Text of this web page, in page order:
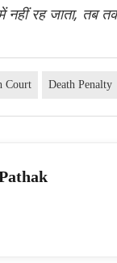
रह जाता, तब तक
Court Death Penalty